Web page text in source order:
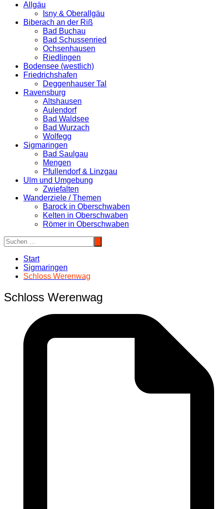
Allgäu
Isny & Oberallgäu
Biberach an der Riß
Bad Buchau
Bad Schussenried
Ochsenhausen
Riedlingen
Bodensee (westlich)
Friedrichshafen
Deggenhauser Tal
Ravensburg
Altshausen
Aulendorf
Bad Waldsee
Bad Wurzach
Wolfegg
Sigmaringen
Bad Saulgau
Mengen
Pfullendorf & Linzgau
Ulm und Umgebung
Zwiefalten
Wanderziele / Themen
Barock in Oberschwaben
Kelten in Oberschwaben
Römer in Oberschwaben
Start
Sigmaringen
Schloss Werenwag
Schloss Werenwag